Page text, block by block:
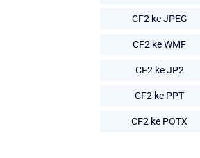
CF2 ke JPEG
CF2 ke WMF
CF2 ke JP2
CF2 ke PPT
CF2 ke POTX